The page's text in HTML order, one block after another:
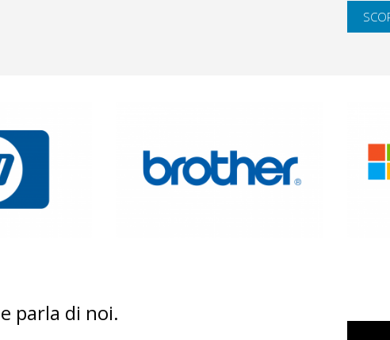
parla di noi.